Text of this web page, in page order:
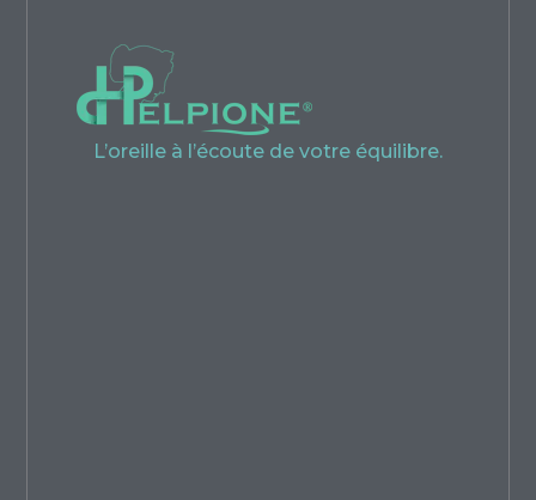
L’oreille à l’écoute de votre équilibre.